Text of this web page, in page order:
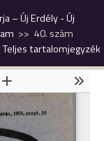
– Új Erdély - Új
40. szám
Teljes tartalomjegyzék